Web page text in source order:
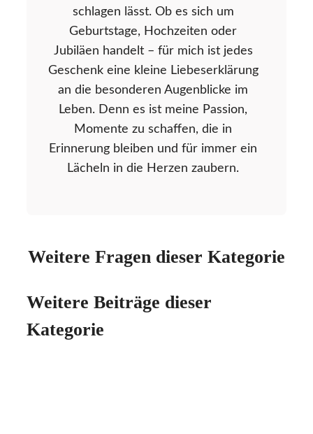
schlagen lässt. Ob es sich um
Geburtstage, Hochzeiten oder
Jubiläen handelt – für mich ist jedes
Geschenk eine kleine Liebeserklärung
an die besonderen Augenblicke im
Leben. Denn es ist meine Passion,
Momente zu schaffen, die in
Erinnerung bleiben und für immer ein
Lächeln in die Herzen zaubern.
Weitere Fragen dieser Kategorie
Weitere Beiträge dieser
Kategorie